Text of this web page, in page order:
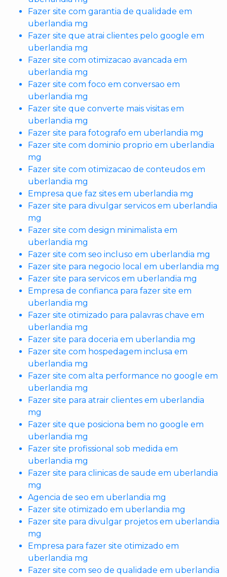
Fazer site com garantia de qualidade em
uberlandia mg
Fazer site que atrai clientes pelo google em
uberlandia mg
Fazer site com otimizacao avancada em
uberlandia mg
Fazer site com foco em conversao em
uberlandia mg
Fazer site que converte mais visitas em
uberlandia mg
Fazer site para fotografo em uberlandia mg
Fazer site com dominio proprio em uberlandia
mg
Fazer site com otimizacao de conteudos em
uberlandia mg
Empresa que faz sites em uberlandia mg
Fazer site para divulgar servicos em uberlandia
mg
Fazer site com design minimalista em
uberlandia mg
Fazer site com seo incluso em uberlandia mg
Fazer site para negocio local em uberlandia mg
Fazer site para servicos em uberlandia mg
Empresa de confianca para fazer site em
uberlandia mg
Fazer site otimizado para palavras chave em
uberlandia mg
Fazer site para doceria em uberlandia mg
Fazer site com hospedagem inclusa em
uberlandia mg
Fazer site com alta performance no google em
uberlandia mg
Fazer site para atrair clientes em uberlandia
mg
Fazer site que posiciona bem no google em
uberlandia mg
Fazer site profissional sob medida em
uberlandia mg
Fazer site para clinicas de saude em uberlandia
mg
Agencia de seo em uberlandia mg
Fazer site otimizado em uberlandia mg
Fazer site para divulgar projetos em uberlandia
mg
Empresa para fazer site otimizado em
uberlandia mg
Fazer site com seo de qualidade em uberlandia